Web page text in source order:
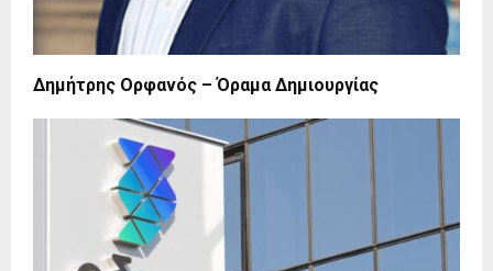
Δημήτρης Ορφανός – Όραμα Δημιουργίας